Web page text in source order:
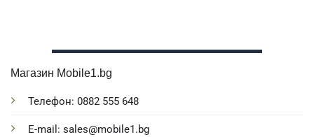
Магазин Mobile1.bg
Телефон: 0882 555 648
E-mail: sales@mobile1.bg